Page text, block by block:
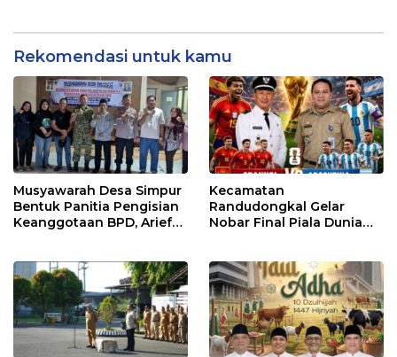
Rekomendasi untuk kamu
Musyawarah Desa Simpur
Bentuk Panitia Pengisian
Keanggotaan BPD, Arief
Kecamatan
Randudongkal Gelar
Nobar Final Piala Dunia